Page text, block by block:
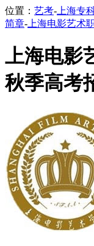
位置： 艺考- 上海专
简章- 上海电影艺术
上海电影
秋季高考